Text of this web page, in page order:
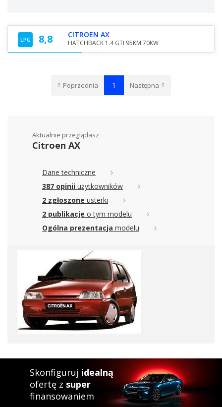
LPG 8,8 CITROEN AX
HATCHBACK 1.4 GTI 95KM 70KW
Poprzednia 1 Następna
Aktualnie przeglądasz
Citroen AX
Dane techniczne
387 opinii użytkowników
2 zgłoszone usterki
2 publikacje o tym modelu
Ogólna prezentacja modelu
Skonfiguruj idealną
ofertę z super
finansowaniem